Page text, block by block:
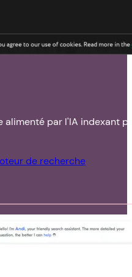
alimenté par l'IA indexant
de recherche